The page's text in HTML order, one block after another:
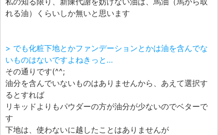
れる油）くらいしか無いと思います
> でも化粧下地とかファンデーションとかは油を含んでな
いものはないですよねきっと…
その通りです(^^;
油分を含んでいないものはありませんから、あえて選択す
るとすれば
リキッドよりもパウダーの方が油分が少ないのでベターで
す
下地は、使わないに越したことはありませんが